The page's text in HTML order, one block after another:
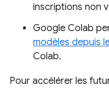
inscriptions non
Google Colab
modèles depuis
Colab.
Pour accélérer les